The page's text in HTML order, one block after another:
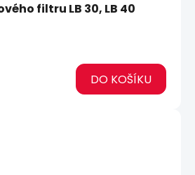
filtru LB 30, LB 40
DO KOŠÍKU